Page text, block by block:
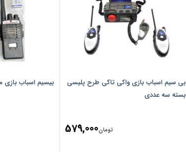
بی سیم اسباب بازی واکی تاکی طرح پلیسی
بسته سه عددی
تومان579,000
بیسیم اسباب بازی مدل